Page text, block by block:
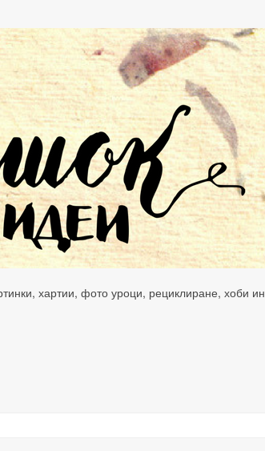
хартии, фото уроци, рециклиране, хоби